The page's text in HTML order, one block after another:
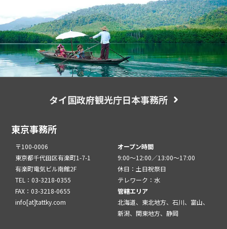
タイ国政府観光庁日本事務所
東京事務所
〒100-0006
東京都千代田区有楽町1-7-1
有楽町電気ビル南館2F
TEL：03-3218-0355
FAX：03-3218-0655
info[at]tattky.com
オープン時間
9:00～12:00／13:00～17:00
休日：土日祝祭日
テレワーク：水
管轄エリア
北海道、東北地方、石川、富山、
新潟、関東地方、静岡